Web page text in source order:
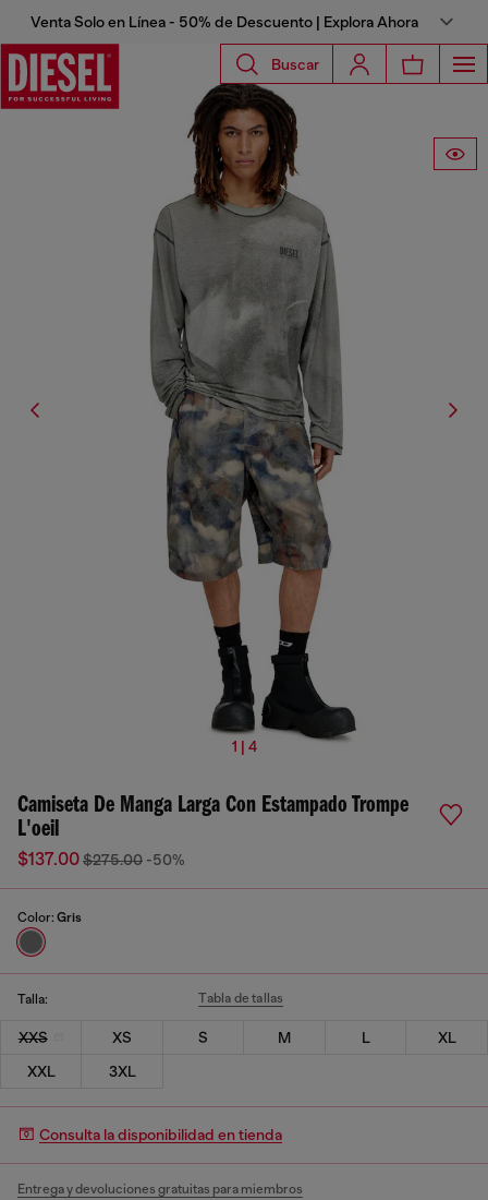
Venta Solo en Línea - 50% de Descuento | Explora Ahora
Buscar
1 | 4
Camiseta De Manga Larga Con Estampado Trompe
L'oeil
$137.00$275.00 -50%
Color: Gris
Talla: Tabla de tallas
XXS XS S M L
XL
XXL
3XL
Consulta la disponibilidad en tienda
Entrega y devoluciones gratuitas para miembros